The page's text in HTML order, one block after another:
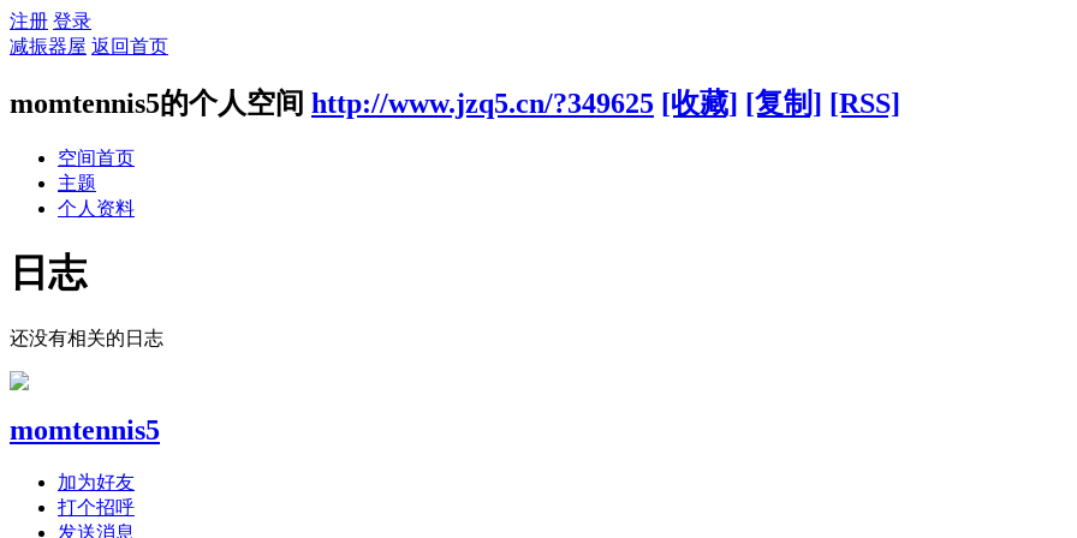
注册 登录
减振器屋 返回首页
momtennis5的个人空间 http://www.jzq5.cn/?349625 [收藏] [复制] [RSS]
空间首页
主题
个人资料
日志
还没有相关的日志
momtennis5
加为好友
打个招呼
发送消息